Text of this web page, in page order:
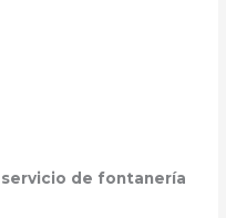
de fontanería